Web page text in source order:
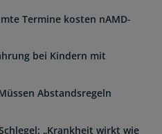
Termine kosten nAMD-
bei Kindern mit
Abstandsregeln
„Krankheit wirkt wie